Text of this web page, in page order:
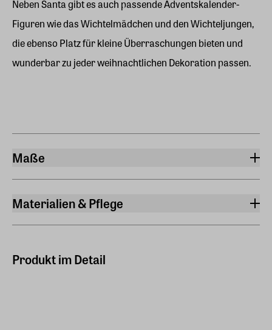
Neben Santa gibt es auch passende Adventskalender-
Figuren wie das Wichtelmädchen und den Wichteljungen,
die ebenso Platz für kleine Überraschungen bieten und
wunderbar zu jeder weihnachtlichen Dekoration passen.
Maße
Gewicht
0,580 kg
Materialien & Pflege
Produkt im Detail